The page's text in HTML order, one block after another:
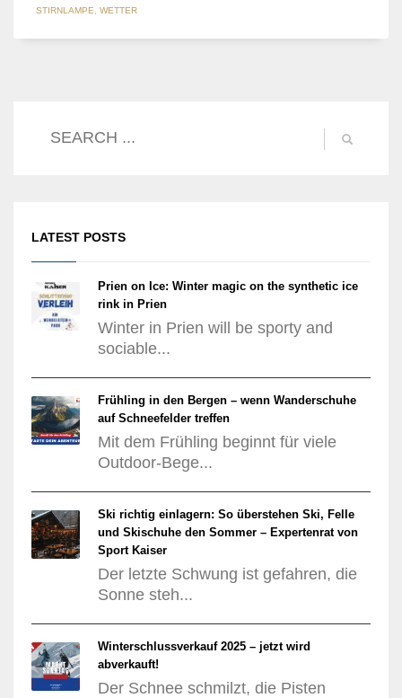
STIRNLAMPE WETTER
LATEST POSTS
Prien on Ice: Winter magic on the synthetic ice
rink in Prien
Winter in Prien will be sporty and
sociable...
Frühling in den Bergen – wenn Wanderschuhe
auf Schneefelder treffen
Mit dem Frühling beginnt für viele
Outdoor-Bege...
Ski richtig einlagern: So überstehen Ski, Felle
und Skischuhe den Sommer – Expertenrat von
Sport Kaiser
Der letzte Schwung ist gefahren, die
Sonne steh...
Winterschlussverkauf 2025 – jetzt wird
abverkauft!
Der Schnee schmilzt, die Pisten